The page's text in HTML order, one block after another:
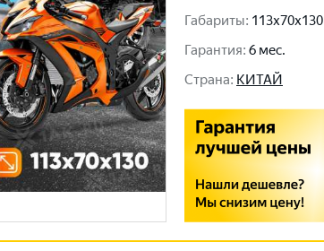
Габариты: 113x70x130
Гарантия: 6 мес.
Cтрана: КИТАЙ